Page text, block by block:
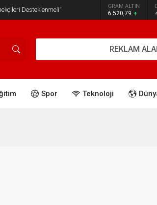
Desteklenmeli” GRAM ALTIN
6.520,79
REKLAM
Spor Teknoloji